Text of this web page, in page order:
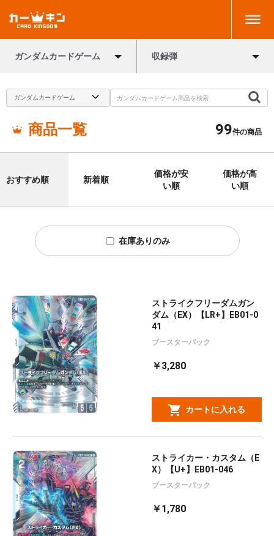
ガンダムカードゲーム 収録弾
商品一覧 99件の商品
おすすめ順 新着順
価格が安
い順
価格が高
い順
在庫ありのみ
ストライクフリーダムガン
ダム（EX）【LR+】EB01-0
41
ブースターパック
￥3,280
カートに入れる
ストライカー・カスタム（E
X）【U+】EB01-046
ブースターパック
￥1,780